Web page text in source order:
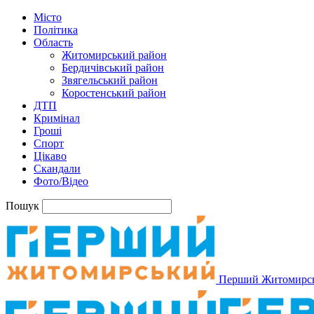
Місто
Політика
Область
Житомирський район
Бердичівський район
Звягельський район
Коростенський район
ДТП
Кримінал
Гроші
Спорт
Цікаво
Скандали
Фото/Відео
Пошук
Перший